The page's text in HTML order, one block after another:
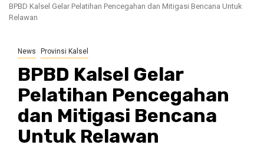
BPBD Kalsel Gelar Pelatihan Pencegahan dan Mitigasi Bencana Untuk
Relawan
News Provinsi Kalsel
BPBD Kalsel Gelar
Pelatihan Pencegahan
dan Mitigasi Bencana
Untuk Relawan